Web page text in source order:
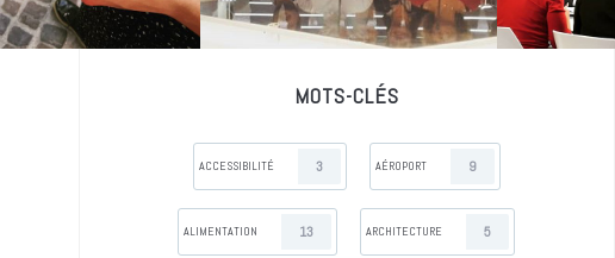
MOTS-CLÉS
ACCESSIBILITÉ 3 AÉROPORT 9
ALIMENTATION 13 ARCHITECTURE 5